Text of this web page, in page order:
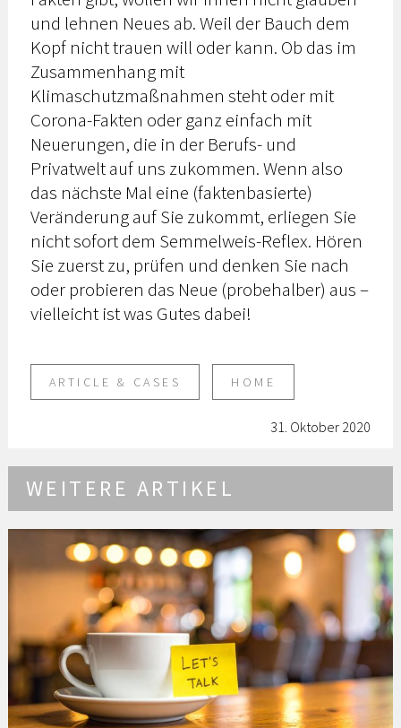
und lehnen Neues ab. Weil der Bauch dem
Kopf nicht trauen will oder kann. Ob das im
Zusammenhang mit
Klimaschutzmaßnahmen steht oder mit
Corona-Fakten oder ganz einfach mit
Neuerungen, die in der Berufs- und
Privatwelt auf uns zukommen. Wenn also
das nächste Mal eine (faktenbasierte)
Veränderung auf Sie zukommt, erliegen Sie
nicht sofort dem Semmelweis-Reflex. Hören
Sie zuerst zu, prüfen und denken Sie nach
oder probieren das Neue (probehalber) aus –
vielleicht ist was Gutes dabei!
ARTICLE & CASES HOME
31. Oktober 2020
WEITERE ARTIKEL